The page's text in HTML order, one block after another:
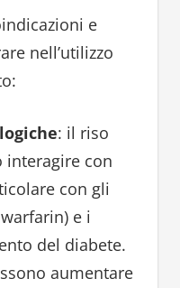
e
nell’utilizzo
: il riso
interagire con
con gli
e i
del diabete.
aumentare